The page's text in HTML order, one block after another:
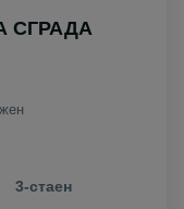
СГРАДА
3-стаен